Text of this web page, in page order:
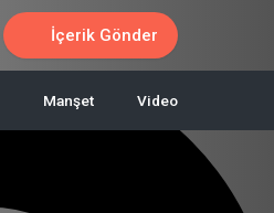
İçerik Gönder
Manşet Video